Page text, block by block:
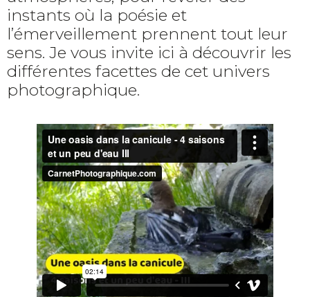
instants où la poésie et
l’émerveillement prennent tout leur
sens. Je vous invite ici à découvrir les
différentes facettes de cet univers
photographique.